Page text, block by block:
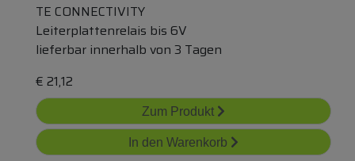
TE CONNECTIVITY
Leiterplattenrelais bis 6V
lieferbar innerhalb von 3 Tagen
€ 21,12
Zum Produkt
In den Warenkorb